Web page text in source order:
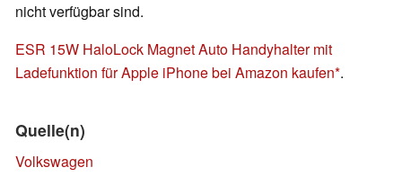
nicht verfügbar sind.
ESR 15W HaloLock Magnet Auto Handyhalter mit
Ladefunktion für Apple iPhone bei Amazon kaufen .
Quelle(n)
Volkswagen